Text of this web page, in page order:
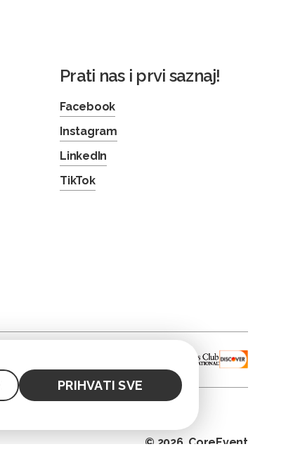
PRIHVATI SVE
Prati nas i prvi saznaj!
Facebook
Instagram
LinkedIn
TikTok
© 2026. CoreEvent